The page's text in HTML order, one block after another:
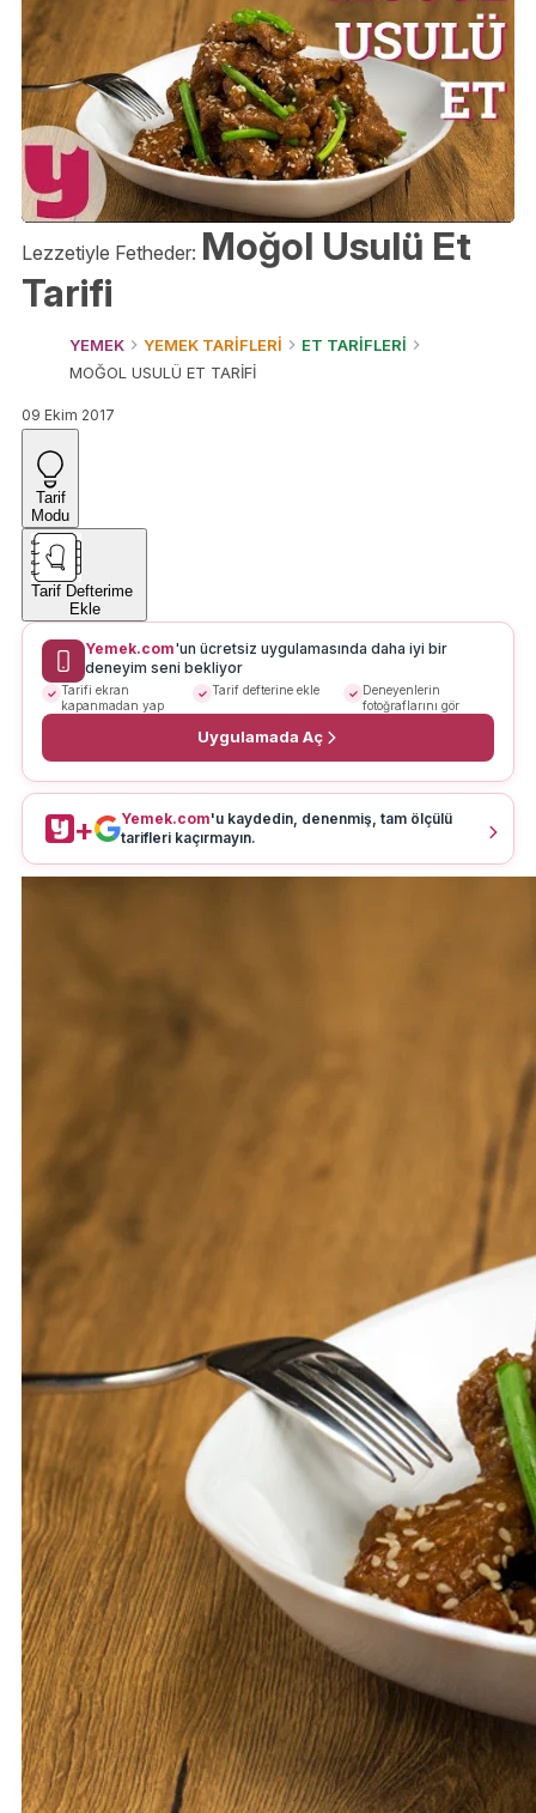
Lezzetiyle Fetheder: Moğol Usulü Et
Tarifi
YEMEK YEMEK TARİFLERİ
ET TARİFLERİ
MOĞOL USULÜ ET TARİFİ
09 Ekim 2017
Tarif
Modu
Tarif Defterime
Ekle
Yemek.com'un ücretsiz uygulamasında daha iyi bir
deneyim seni bekliyor
Tarifi ekran
kapanmadan yap
Tarif defterine ekle
Deneyenlerin
fotoğraflarını gör
Uygulamada Aç
+ Yemek.com'u kaydedin, denenmiş, tam ölçülü
tarifleri kaçırmayın.